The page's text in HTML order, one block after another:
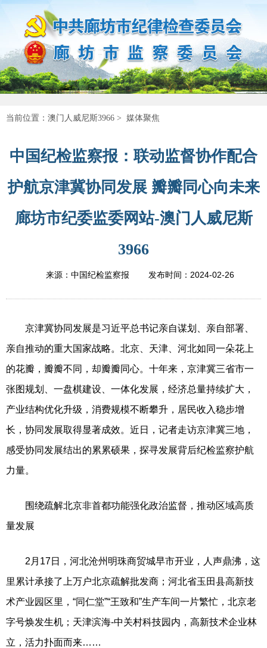
当前位置： 澳门人威尼斯3966 > 媒体聚焦
中国纪检监察报：联动监督协作配合
护航京津冀协同发展 瓣瓣同心向未来
廊坊市纪委监委网站-澳门人威尼斯
3966
来源：中国纪检监察报 发布时间： 2024-02-26
京津冀协同发展是习近平总书记亲自谋划、亲自部署、
亲自推动的重大国家战略。北京、天津、河北如同一朵花上
的花瓣，瓣瓣不同，却瓣瓣同心。十年来，京津冀三省市一
张图规划、一盘棋建设、一体化发展，经济总量持续扩大，
产业结构优化升级，消费规模不断攀升，居民收入稳步增
长，协同发展取得显著成效。近日，记者走访京津冀三地，
感受协同发展结出的累累硕果，探寻发展背后纪检监察护航
力量。
围绕疏解北京非首都功能强化政治监督，推动区域高质
量发展
2月17日，河北沧州明珠商贸城早市开业，人声鼎沸，这
里累计承接了上万户北京疏解批发商；河北省玉田县高新技
术产业园区里，“同仁堂”“王致和”生产车间一片繁忙，北京老
字号焕发生机；天津滨海-中关村科技园内，高新技术企业林
立，活力扑面而来……